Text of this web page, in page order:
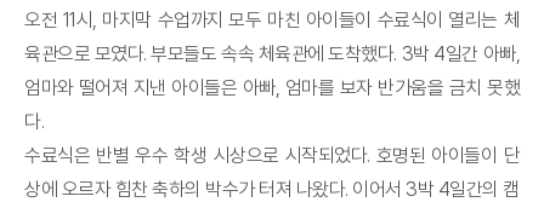
오전 11시, 마지막 수업까지 모두 마친 아이들이 수료식이 열리는 체
육관으로 모였다. 부모들도 속속 체육관에 도착했다. 3박 4일간 아빠,
엄마와 떨어져 지낸 아이들은 아빠, 엄마를 보자 반가움을 금치 못했
다.
수료식은 반별 우수 학생 시상으로 시작되었다. 호명된 아이들이 단
상에 오르자 힘찬 축하의 박수가 터져 나왔다. 이어서 3박 4일간의 캠